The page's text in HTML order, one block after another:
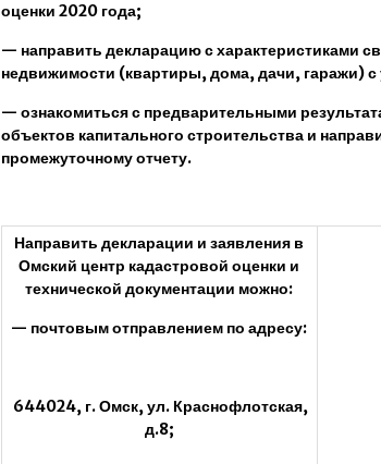
оценки 2020 года;
— направить декларацию с характеристиками
недвижимости (квартиры, дома, дачи, гаражи)
— ознакомиться с предварительными
объектов капитального строительства и
промежуточному отчету.
Направить декларации и заявления в
Омский центр кадастровой оценки и
технической документации можно:
— почтовым отправлением по адресу:
644024, г. Омск, ул. Краснофлотская,
д.8;